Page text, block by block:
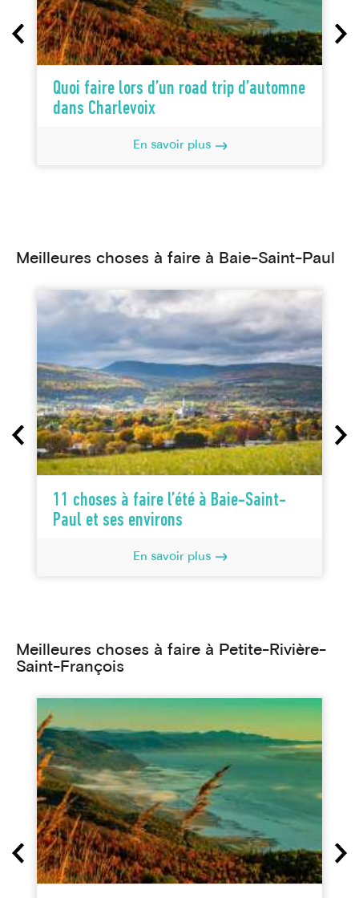
Quoi faire lors d’un road trip d’automne
dans Charlevoix
En savoir plus
Meilleures choses à faire à Baie-Saint-Paul
11 choses à faire l’été à Baie-Saint-
Paul et ses environs
En savoir plus
Meilleures choses à faire à Petite-Rivière-
Saint-François